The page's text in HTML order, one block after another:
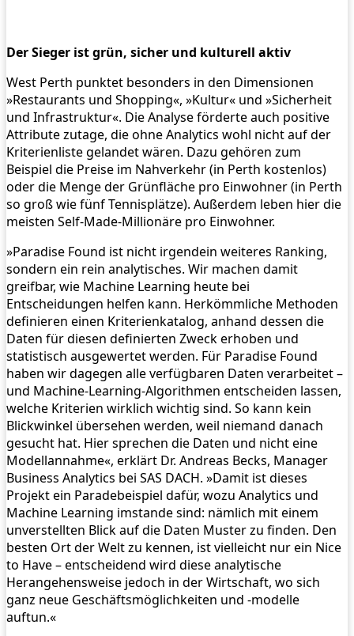
Der Sieger ist grün, sicher und kulturell aktiv
West Perth punktet besonders in den Dimensionen
»Restaurants und Shopping«, »Kultur« und »Sicherheit
und Infrastruktur«. Die Analyse förderte auch positive
Attribute zutage, die ohne Analytics wohl nicht auf der
Kriterienliste gelandet wären. Dazu gehören zum
Beispiel die Preise im Nahverkehr (in Perth kostenlos)
oder die Menge der Grünfläche pro Einwohner (in Perth
so groß wie fünf Tennisplätze). Außerdem leben hier die
meisten Self-Made-Millionäre pro Einwohner.
»Paradise Found ist nicht irgendein weiteres Ranking,
sondern ein rein analytisches. Wir machen damit
greifbar, wie Machine Learning heute bei
Entscheidungen helfen kann. Herkömmliche Methoden
definieren einen Kriterienkatalog, anhand dessen die
Daten für diesen definierten Zweck erhoben und
statistisch ausgewertet werden. Für Paradise Found
haben wir dagegen alle verfügbaren Daten verarbeitet –
und Machine-Learning-Algorithmen entscheiden lassen,
welche Kriterien wirklich wichtig sind. So kann kein
Blickwinkel übersehen werden, weil niemand danach
gesucht hat. Hier sprechen die Daten und nicht eine
Modellannahme«, erklärt Dr. Andreas Becks, Manager
Business Analytics bei SAS DACH. »Damit ist dieses
Projekt ein Paradebeispiel dafür, wozu Analytics und
Machine Learning imstande sind: nämlich mit einem
unverstellten Blick auf die Daten Muster zu finden. Den
besten Ort der Welt zu kennen, ist vielleicht nur ein Nice
to Have – entscheidend wird diese analytische
Herangehensweise jedoch in der Wirtschaft, wo sich
ganz neue Geschäftsmöglichkeiten und -modelle
auftun.«